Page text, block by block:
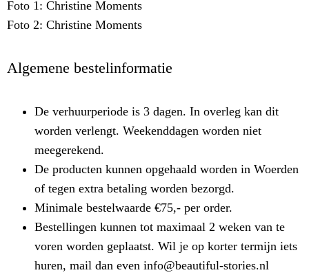
Foto 1: Christine Moments
Foto 2: Christine Moments
Algemene bestelinformatie
De verhuurperiode is 3 dagen. In overleg kan dit
worden verlengt. Weekenddagen worden niet
meegerekend.
De producten kunnen opgehaald worden in Woerden
of tegen extra betaling worden bezorgd.
Minimale bestelwaarde €75,- per order.
Bestellingen kunnen tot maximaal 2 weken van te
voren worden geplaatst. Wil je op korter termijn iets
huren, mail dan even info@beautiful-stories.nl